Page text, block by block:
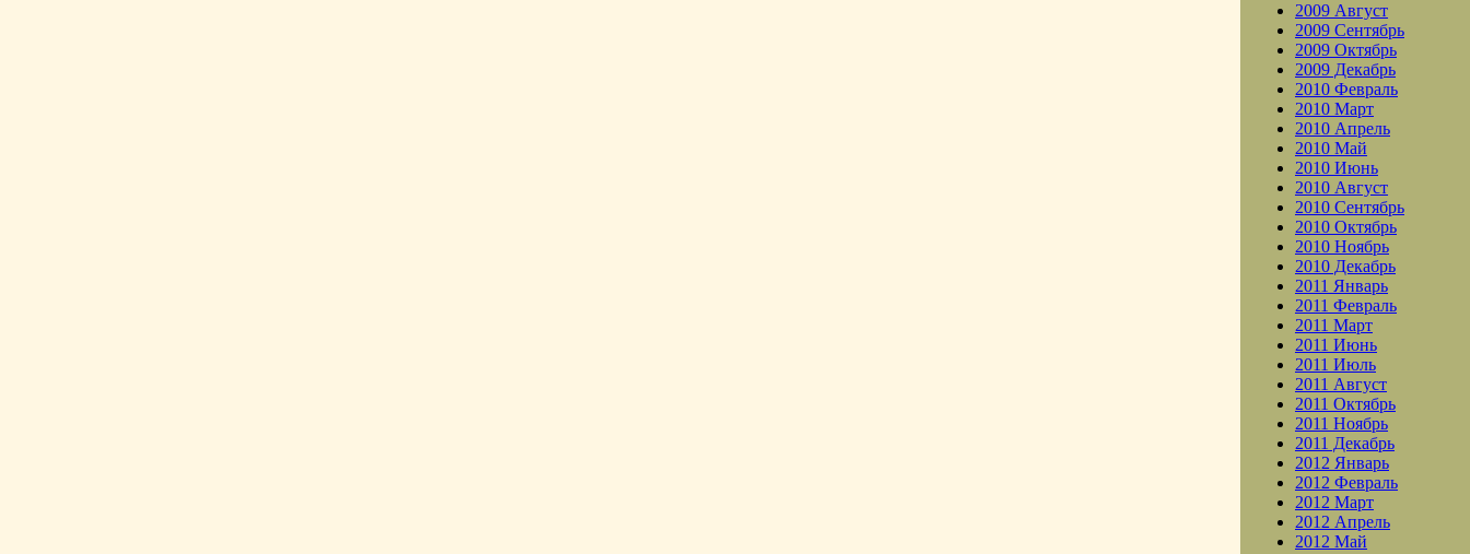
2009 Август
2009 Сентябрь
2009 Октябрь
2009 Декабрь
2010 Февраль
2010 Март
2010 Апрель
2010 Май
2010 Июнь
2010 Август
2010 Сентябрь
2010 Октябрь
2010 Ноябрь
2010 Декабрь
2011 Январь
2011 Февраль
2011 Март
2011 Июнь
2011 Июль
2011 Август
2011 Октябрь
2011 Ноябрь
2011 Декабрь
2012 Январь
2012 Февраль
2012 Март
2012 Апрель
2012 Май